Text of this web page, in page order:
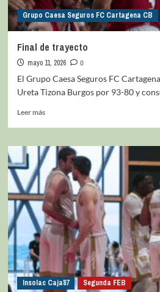
Grupo Caesa Seguros FC Cartagena CB
Final de trayecto
mayo 11, 2026
0
El Grupo Caesa Seguros FC
Ureta Tizona Burgos por 93-80 y
Leer más
Insolac Caja´87 Segunda FEB